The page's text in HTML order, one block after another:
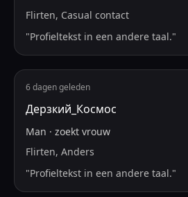
Flirten, Casual contact
"Profieltekst in een andere taal."
6 dagen geleden
Дерзкий_Космос
Man · zoekt vrouw
Flirten, Anders
"Profieltekst in een andere taal."